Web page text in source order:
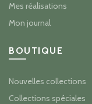
Mes réalisations
Mon journal
BOUTIQUE
Nouvelles collections
Collections spéciales